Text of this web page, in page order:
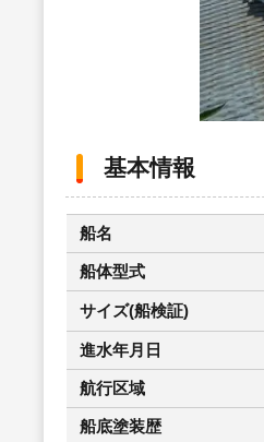
基本情報
船名
船体型式
サイズ(船検証)
進水年月日
航行区域
船底塗装歴